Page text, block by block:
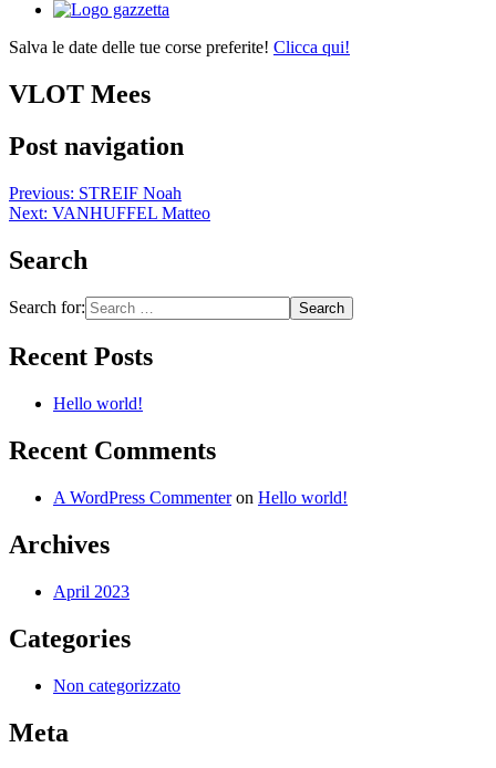
Salva le date delle tue corse preferite! Clicca qui!
VLOT Mees
Post navigation
Previous: STREIF Noah
Next: VANHUFFEL Matteo
Search
Search for:
Recent Posts
Hello world!
Recent Comments
A WordPress Commenteron Hello world!
Archives
April 2023
Categories
Non categorizzato
Meta